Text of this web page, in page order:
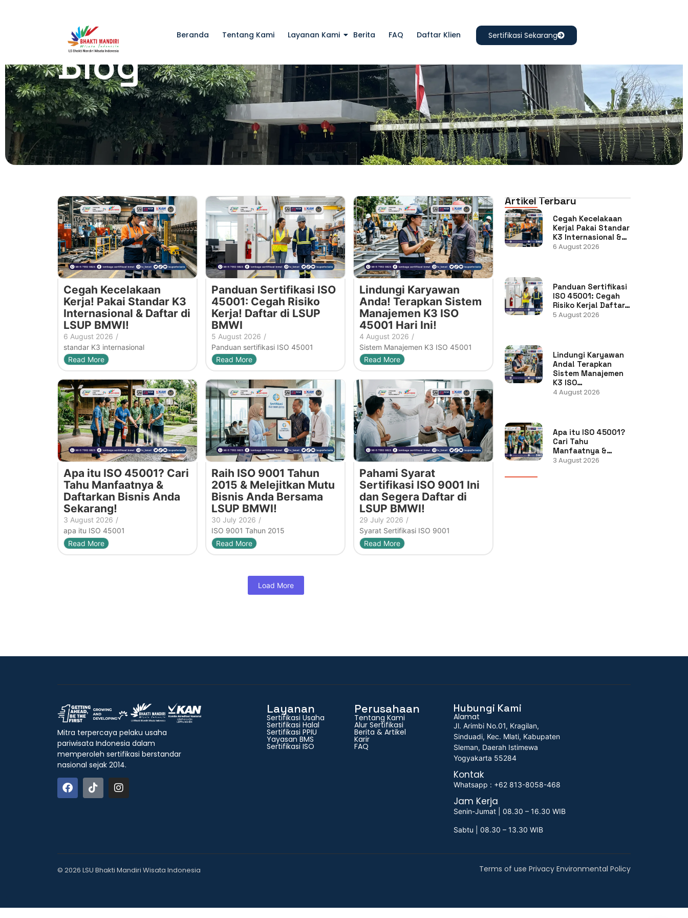
Beranda Tentang Kami Layanan Kami Berita FAQ Daftar Klien Sertifikasi Sekarang
Blog
Cegah Kecelakaan
Kerja! Pakai Standar K3
Internasional & Daftar di
LSUP BMWI!
6 August 2026 /
standar K3 internasional
Read More
Panduan Sertifikasi ISO
45001: Cegah Risiko
Kerja! Daftar di LSUP
BMWI
5 August 2026 /
Panduan sertifikasi ISO 45001
Read More
Lindungi Karyawan
Anda! Terapkan Sistem
Manajemen K3 ISO
45001 Hari Ini!
4 August 2026 /
Sistem Manajemen K3 ISO 45001
Read More
Apa itu ISO 45001? Cari
Tahu Manfaatnya &
Daftarkan Bisnis Anda
Sekarang!
3 August 2026 /
apa itu ISO 45001
Read More
Raih ISO 9001 Tahun
2015 & Melejitkan Mutu
Bisnis Anda Bersama
LSUP BMWI!
30 July 2026 /
ISO 9001 Tahun 2015
Read More
Pahami Syarat
Sertifikasi ISO 9001 Ini
dan Segera Daftar di
LSUP BMWI!
29 July 2026 /
Syarat Sertifikasi ISO 9001
Read More
Load More
Artikel Terbaru
Cegah Kecelakaan
Kerja! Pakai Standar
K3 Internasional &…
6 August 2026
Panduan Sertifikasi
ISO 45001: Cegah
Risiko Kerja! Daftar…
5 August 2026
Lindungi Karyawan
Anda! Terapkan
Sistem Manajemen
K3 ISO…
4 August 2026
Apa itu ISO 45001?
Cari Tahu
Manfaatnya &…
3 August 2026
Mitra terpercaya pelaku usaha
pariwisata Indonesia dalam
memperoleh sertifikasi berstandar
nasional sejak 2014.
Layanan
Sertifikasi Usaha
Sertifikasi Halal
Sertifikasi PPIU
Yayasan BMS
Sertifikasi ISO
Perusahaan
Tentang Kami
Alur Sertifikasi
Berita & Artikel
Karir
FAQ
Hubungi Kami
Alamat
Jl. Arimbi No.01, Kragilan,
Sinduadi, Kec. Mlati, Kabupaten
Sleman, Daerah Istimewa
Yogyakarta 55284
Kontak
Whatsapp : +62 813-8058-468
Jam Kerja
Senin-Jumat | 08.30 – 16.30 WIB
Sabtu | 08.30 – 13.30 WIB
© 2026 LSU Bhakti Mandiri Wisata Indonesia Terms of use Privacy Environmental Policy